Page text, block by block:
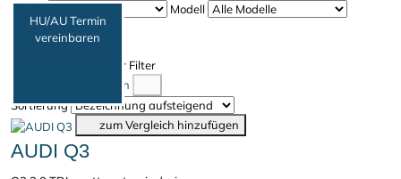
HU/AU Termin
vereinbaren
Modell
316 Fahrzeuge
Filter entfernen
Weniger Filter
Vergleich anzeigen
Sortierung
zum Vergleich hinzufügen
AUDI Q3